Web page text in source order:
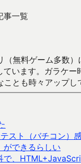
事一覧
無料ゲーム多数
ています。ガラケ
とも時々アップし
スト（バチコン）
できるらしい
で、